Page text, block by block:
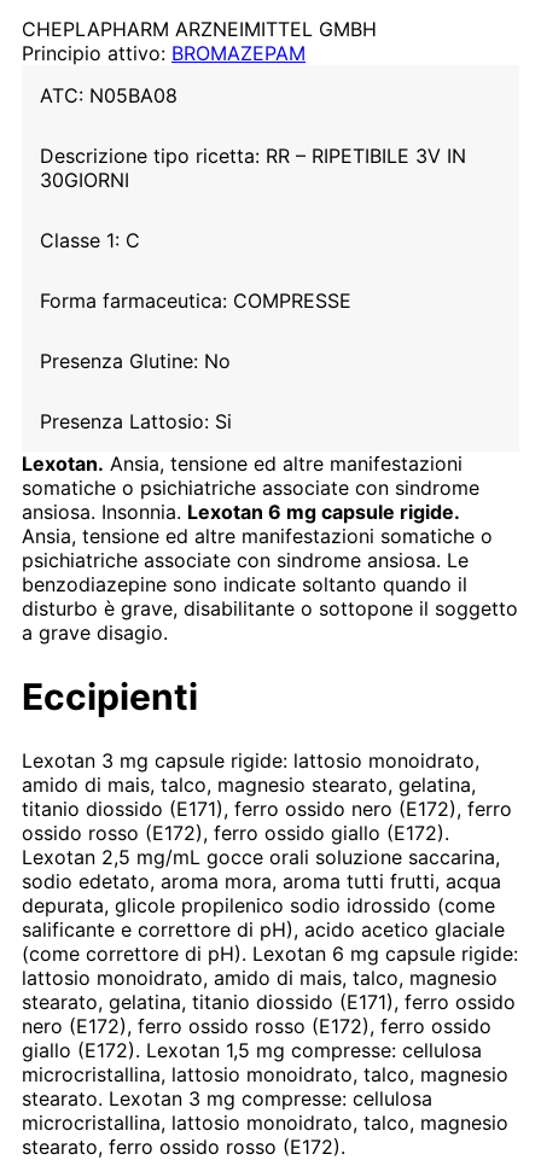
CHEPLAPHARM ARZNEIMITTEL GMBH
Principio attivo: BROMAZEPAM
ATC: N05BA08
Descrizione tipo ricetta: RR – RIPETIBILE 3V IN
30GIORNI
Classe 1: C
Forma farmaceutica: COMPRESSE
Presenza Glutine: No
Presenza Lattosio: Si
Lexotan. Ansia, tensione ed altre manifestazioni
somatiche o psichiatriche associate con sindrome
ansiosa. Insonnia. Lexotan 6 mg capsule rigide.
Ansia, tensione ed altre manifestazioni somatiche o
psichiatriche associate con sindrome ansiosa. Le
benzodiazepine sono indicate soltanto quando il
disturbo è grave, disabilitante o sottopone il soggetto
a grave disagio.
Eccipienti
Lexotan 3 mg capsule rigide: lattosio monoidrato,
amido di mais, talco, magnesio stearato, gelatina,
titanio diossido (E171), ferro ossido nero (E172), ferro
ossido rosso (E172), ferro ossido giallo (E172).
Lexotan 2,5 mg/mL gocce orali soluzione saccarina,
sodio edetato, aroma mora, aroma tutti frutti, acqua
depurata, glicole propilenico sodio idrossido (come
salificante e correttore di pH), acido acetico glaciale
(come correttore di pH). Lexotan 6 mg capsule rigide:
lattosio monoidrato, amido di mais, talco, magnesio
stearato, gelatina, titanio diossido (E171), ferro ossido
nero (E172), ferro ossido rosso (E172), ferro ossido
giallo (E172). Lexotan 1,5 mg compresse: cellulosa
microcristallina, lattosio monoidrato, talco, magnesio
stearato. Lexotan 3 mg compresse: cellulosa
microcristallina, lattosio monoidrato, talco, magnesio
stearato, ferro ossido rosso (E172).